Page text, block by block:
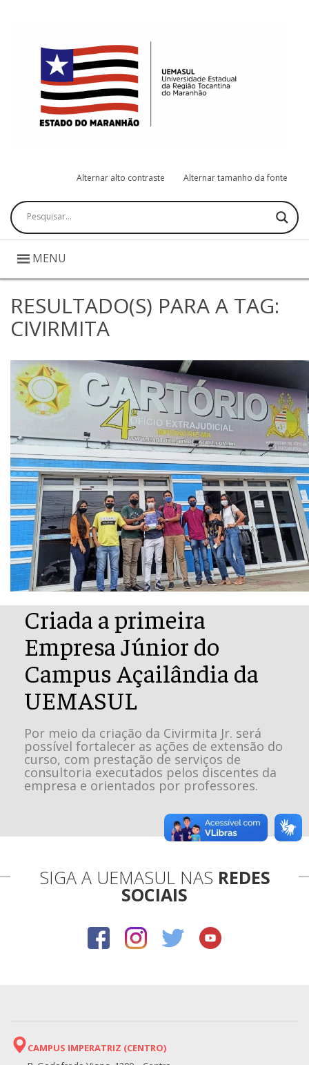
Alternar alto contraste Alternar tamanho da fonte
Pesquisar
MENU
RESULTADO(S) PARA A TAG:
CIVIRMITA
Criada a primeira
Empresa Júnior do
Campus Açailândia da
UEMASUL
Por meio da criação da Civirmita Jr. será
possível fortalecer as ações de extensão do
curso, com prestação de serviços de
consultoria executados pelos discentes da
empresa e orientados por professores.
SIGA A UEMASUL NAS REDES
SOCIAIS
CAMPUS IMPERATRIZ (CENTRO)